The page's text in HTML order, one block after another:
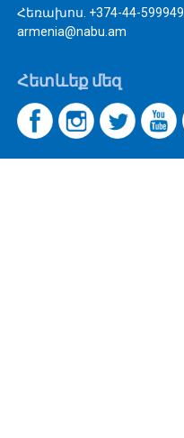
Հեռախոս. +374-44-599949
armenia@nabu.am
Հետևեք մեզ